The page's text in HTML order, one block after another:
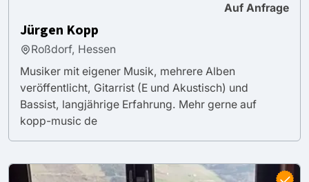
Auf Anfrage
Jürgen Kopp
Roßdorf, Hessen
Musiker mit eigener Musik, mehrere Alben
veröffentlicht, Gitarrist (E und Akustisch) und
Bassist, langjährige Erfahrung. Mehr gerne auf
kopp-music de